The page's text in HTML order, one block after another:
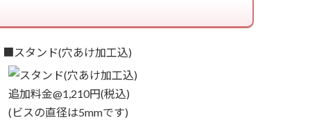
■スタンド(穴あけ加工込)
追加料金@1,210円(税込)
(ビスの直径は5mmです)